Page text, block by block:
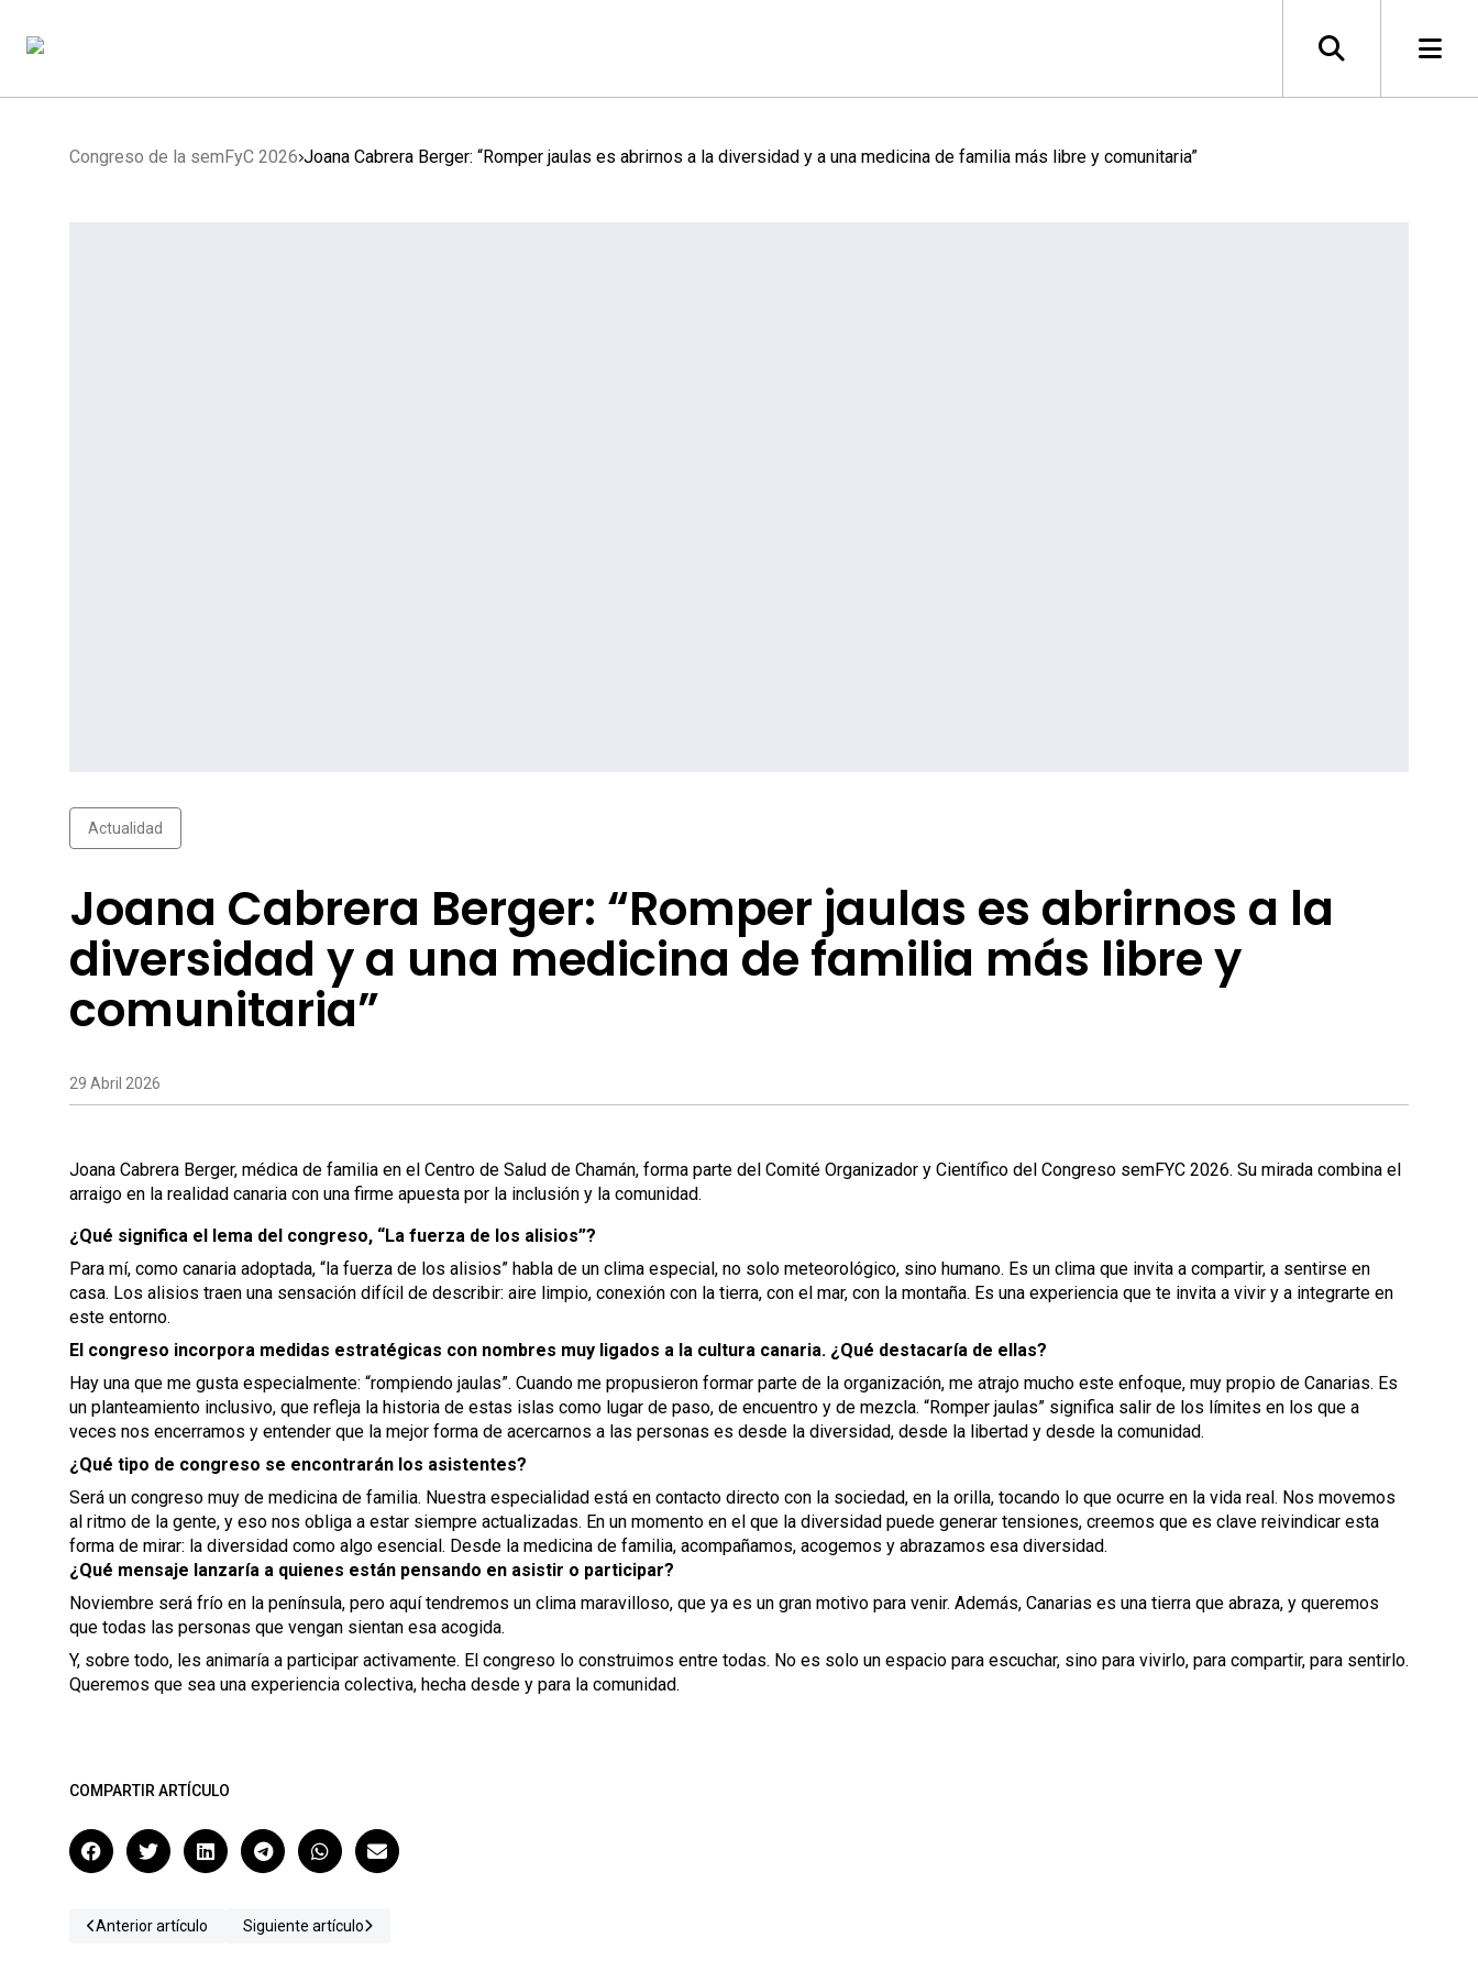
Congreso de la semFyC 2026 Joana Cabrera Berger: “Romper jaulas es abrirnos a la diversidad y a una medicina de familia más libre y comunitaria”
Actualidad
Joana Cabrera Berger: “Romper jaulas es abrirnos a la
diversidad y a una medicina de familia más libre y
comunitaria”
29 Abril 2026
Joana Cabrera Berger, médica de familia en el Centro de Salud de Chamán, forma parte del Comité Organizador y Científico del Congreso semFYC 2026. Su mirada combina el
arraigo en la realidad canaria con una firme apuesta por la inclusión y la comunidad.
¿Qué significa el lema del congreso, “La fuerza de los alisios”?
Para mí, como canaria adoptada, “la fuerza de los alisios” habla de un clima especial, no solo meteorológico, sino humano. Es un clima que invita a compartir, a sentirse en
casa. Los alisios traen una sensación difícil de describir: aire limpio, conexión con la tierra, con el mar, con la montaña. Es una experiencia que te invita a vivir y a integrarte en
este entorno.
El congreso incorpora medidas estratégicas con nombres muy ligados a la cultura canaria. ¿Qué destacaría de ellas?
Hay una que me gusta especialmente: “rompiendo jaulas”. Cuando me propusieron formar parte de la organización, me atrajo mucho este enfoque, muy propio de Canarias. Es
un planteamiento inclusivo, que refleja la historia de estas islas como lugar de paso, de encuentro y de mezcla. “Romper jaulas” significa salir de los límites en los que a
veces nos encerramos y entender que la mejor forma de acercarnos a las personas es desde la diversidad, desde la libertad y desde la comunidad.
¿Qué tipo de congreso se encontrarán los asistentes?
Será un congreso muy de medicina de familia. Nuestra especialidad está en contacto directo con la sociedad, en la orilla, tocando lo que ocurre en la vida real. Nos movemos
al ritmo de la gente, y eso nos obliga a estar siempre actualizadas. En un momento en el que la diversidad puede generar tensiones, creemos que es clave reivindicar esta
forma de mirar: la diversidad como algo esencial. Desde la medicina de familia, acompañamos, acogemos y abrazamos esa diversidad.
¿Qué mensaje lanzaría a quienes están pensando en asistir o participar?
Noviembre será frío en la península, pero aquí tendremos un clima maravilloso, que ya es un gran motivo para venir. Además, Canarias es una tierra que abraza, y queremos
que todas las personas que vengan sientan esa acogida.
Y, sobre todo, les animaría a participar activamente. El congreso lo construimos entre todas. No es solo un espacio para escuchar, sino para vivirlo, para compartir, para sentirlo.
Queremos que sea una experiencia colectiva, hecha desde y para la comunidad.
COMPARTIR ARTÍCULO
Anterior artículo Siguiente artículo